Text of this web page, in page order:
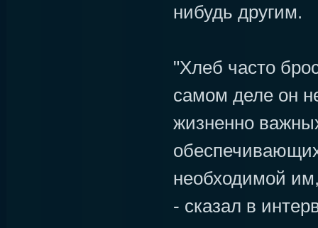
нибудь другим.
"Хлеб часто
самом деле он
жизненно
необходимой
- сказал в